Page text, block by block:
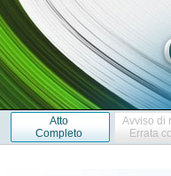
Atto
Completo
Avviso di
Errata